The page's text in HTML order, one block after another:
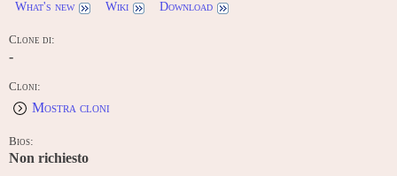
What's new Wiki Download
Clone di:
-
Cloni:
Mostra cloni
Bios:
Non richiesto